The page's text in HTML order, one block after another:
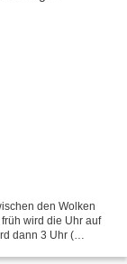
den Wolken
wird die Uhr auf
dann 3 Uhr (